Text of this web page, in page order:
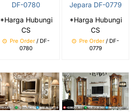
DF-0780
*Harga Hubungi
CS
Pre Order / DF-
0780
Jepara DF-0779
*Harga Hubungi
CS
Pre Order / DF-
0779